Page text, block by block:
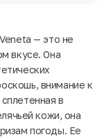
— это не
вкусе. Она
внимание к
в
кожи, она
погоды. Ее